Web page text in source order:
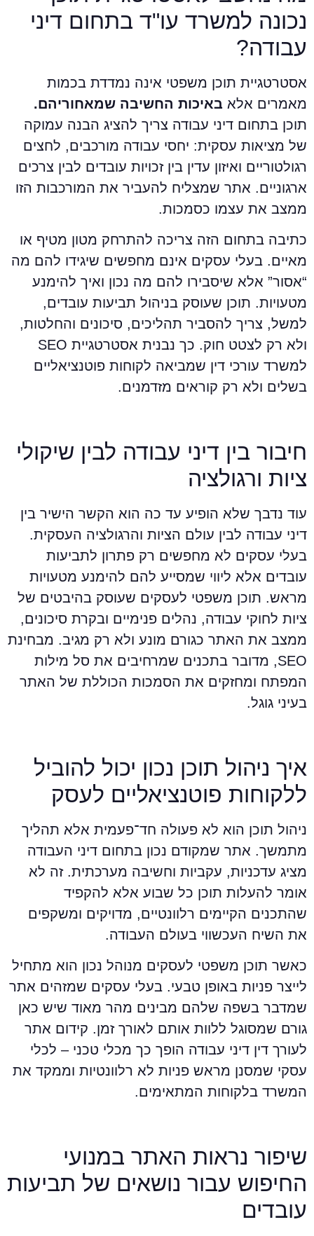
נכונה למשרד עו"ד בתחום דיני
עבודה?
אסטרטגיית תוכן משפטי אינה נמדדת בכמות
מאמרים אלאבאיכות החשיבה שמאחוריהם.
תוכן בתחום דיני עבודה צריך להציג הבנה עמוקה
של מציאות עסקית: יחסי עבודה מורכבים, לחצים
רגולטוריים ואיזון עדין בין זכויות עובדים לבין צרכים
ארגוניים. אתר שמצליח להעביר את המורכבות הזו
ממצב את עצמו כסמכות.
כתיבה בתחום הזה צריכה להתרחק מטון מטיף או
מאיים. בעלי עסקים אינם מחפשים שיגידו להם מה
“אסור” אלא שיסבירו להם מה נכון ואיך להימנע
מטעויות. תוכן שעוסק בניהול תביעות עובדים,
למשל, צריך להסביר תהליכים, סיכונים והחלטות,
ולא רק לצטט חוק. כך נבנית אסטרטגיית SEO
למשרד עורכי דין שמביאה לקוחות פוטנציאליים
בשלים ולא רק קוראים מזדמנים.
חיבור בין דיני עבודה לבין שיקולי
ציות ורגולציה
עוד נדבך שלא הופיע עד כה הוא הקשר הישיר בין
דיני עבודה לבין עולם הציות והרגולציה העסקית.
בעלי עסקים לא מחפשים רק פתרון לתביעות
עובדים אלא ליווי שמסייע להם להימנע מטעויות
מראש. תוכן משפטי לעסקים שעוסק בהיבטים של
ציות לחוקי עבודה, נהלים פנימיים ובקרת סיכונים,
ממצב את האתר כגורם מונע ולא רק מגיב. מבחינת
SEO, מדובר בתכנים שמרחיבים את סל מילות
המפתח ומחזקים את הסמכות הכוללת של האתר
בעיני גוגל.
איך ניהול תוכן נכון יכול להוביל
ללקוחות פוטנציאליים לעסק
ניהול תוכן הוא לא פעולה חד־פעמית אלא תהליך
מתמשך. אתר שמקודם נכון בתחום דיני העבודה
מציג עדכניות, עקביות וחשיבה מערכתית. זה לא
אומר להעלות תוכן כל שבוע אלא להקפיד
שהתכנים הקיימים רלוונטיים, מדויקים ומשקפים
את השיח העכשווי בעולם העבודה.
כאשר תוכן משפטי לעסקים מנוהל נכון הוא מתחיל
לייצר פניות באופן טבעי. בעלי עסקים שמזהים אתר
שמדבר בשפה שלהם מבינים מהר מאוד שיש כאן
גורם שמסוגל ללוות אותם לאורך זמן. קידום אתר
לעורך דין דיני עבודה הופך כך מכלי טכני – לכלי
עסקי שמסנן מראש פניות לא רלוונטיות וממקד את
המשרד בלקוחות המתאימים.
שיפור נראות האתר במנועי
החיפוש עבור נושאים של תביעות
עובדים